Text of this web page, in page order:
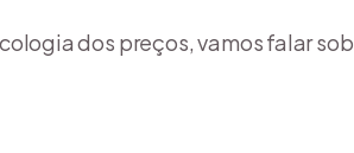
dos preços, vamos falar